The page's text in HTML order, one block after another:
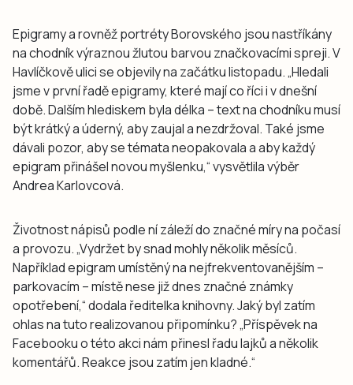
Epigramy a rovněž portréty Borovského jsou nastříkány
na chodník výraznou žlutou barvou značkovacími spreji. V
Havlíčkově ulici se objevily na začátku listopadu. „Hledali
jsme v první řadě epigramy, které mají co říci i v dnešní
době. Dalším hlediskem byla délka – text na chodníku musí
být krátký a úderný, aby zaujal a nezdržoval. Také jsme
dávali pozor, aby se témata neopakovala a aby každý
epigram přinášel novou myšlenku,“ vysvětlila výběr
Andrea Karlovcová.
Životnost nápisů podle ní záleží do značné míry na počasí
a provozu. „Vydržet by snad mohly několik měsíců.
Například epigram umístěný na nejfrekventovanějším –
parkovacím – místě nese již dnes značné známky
opotřebení,“ dodala ředitelka knihovny. Jaký byl zatím
ohlas na tuto realizovanou připomínku? „Příspěvek na
Facebooku o této akci nám přinesl řadu lajků a několik
komentářů. Reakce jsou zatím jen kladné.“